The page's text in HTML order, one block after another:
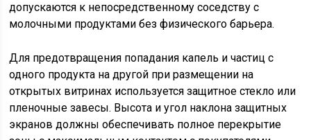
допускаются к непосредственному соседству с
молочными продуктами без физического барьера.
Для предотвращения попадания капель и частиц с
одного продукта на другой при размещении на
открытых витринах используется защитное стекло или
пленочные завесы. Высота и угол наклона защитных
экранов должны обеспечивать полное перекрытие